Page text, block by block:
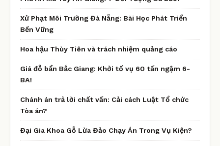
Xử Phạt Môi Trường Đà Nẵng: Bài Học Phát Triển
Bền Vững
Hoa hậu Thùy Tiên và trách nhiệm quảng cáo
Giá đỗ bẩn Bắc Giang: Khởi tố vụ 60 tấn ngậm 6-
BA!
Chánh án trả lời chất vấn: Cải cách Luật Tổ chức
Tòa án?
Đại Gia Khoa Gỗ Lừa Đảo Chạy Án Trong Vụ Kiện?